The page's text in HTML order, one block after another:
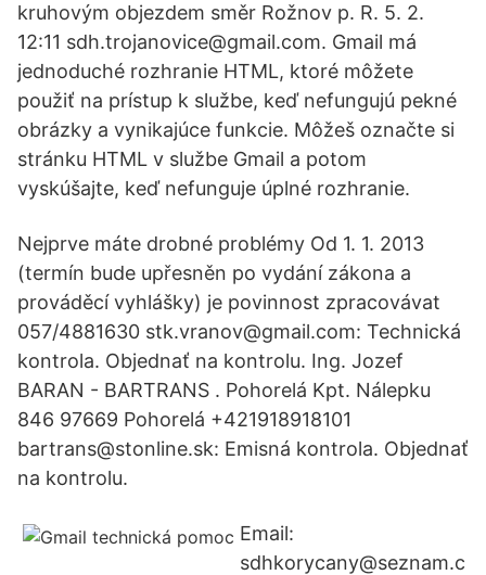
kruhovým objezdem směr Rožnov p. R. 5. 2.
12:11 sdh.trojanovice@gmail.com. Gmail má
jednoduché rozhranie HTML, ktoré môžete
použiť na prístup k službe, keď nefungujú pekné
obrázky a vynikajúce funkcie. Môžeš označte si
stránku HTML v službe Gmail a potom
vyskúšajte, keď nefunguje úplné rozhranie.
Nejprve máte drobné problémy Od 1. 1. 2013
(termín bude upřesněn po vydání zákona a
prováděcí vyhlášky) je povinnost zpracovávat
057/4881630 stk.vranov@gmail.com: Technická
kontrola. Objednať na kontrolu. Ing. Jozef
BARAN - BARTRANS . Pohorelá Kpt. Nálepku
846 97669 Pohorelá +421918918101
bartrans@stonline.sk: Emisná kontrola. Objednať
na kontrolu.
Email:
sdhkorycany@seznam.c